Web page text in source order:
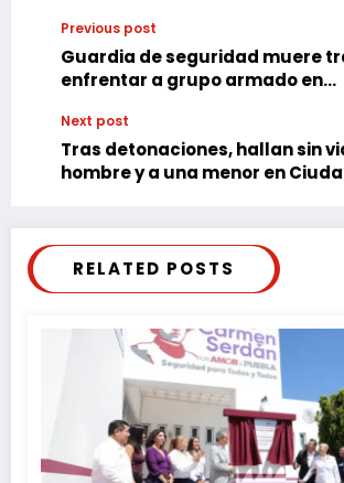
Previous post
Guardia de seguridad muere
enfrentar a grupo armado en
orfandad
Next post
Tras detonaciones, hallan sin
hombre y a una menor en
RELATED POSTS